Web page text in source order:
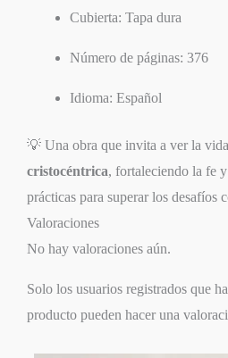
Cubierta: Tapa dura
Número de páginas: 376
Idioma: Español
💡 Una obra que invita a ver la
cristocéntrica, fortaleciendo la fe
prácticas para superar los desafíos
Valoraciones
No hay valoraciones aún.
Solo los usuarios registrados que
producto pueden hacer una